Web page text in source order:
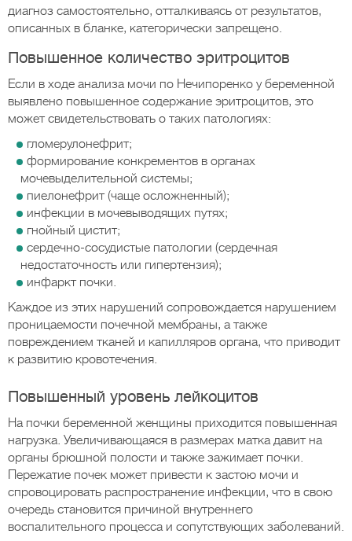
диагноз самостоятельно, отталкиваясь от результатов,
описанных в бланке, категорически запрещено.
Повышенное количество эритроцитов
Если в ходе анализа мочи по Нечипоренко у беременной
выявлено повышенное содержание эритроцитов, это
может свидетельствовать о таких патологиях:
гломерулонефрит;
формирование конкрементов в органах
мочевыделительной системы;
пиелонефрит (чаще осложненный);
инфекции в мочевыводящих путях;
гнойный цистит;
сердечно-сосудистые патологии (сердечная
недостаточность или гипертензия);
инфаркт почки.
Каждое из этих нарушений сопровождается нарушением
проницаемости почечной мембраны, а также
повреждением тканей и капилляров органа, что приводит
к развитию кровотечения.
Повышенный уровень лейкоцитов
На почки беременной женщины приходится повышенная
нагрузка. Увеличивающаяся в размерах матка давит на
органы брюшной полости и также зажимает почки.
Пережатие почек может привести к застою мочи и
спровоцировать распространение инфекции, что в свою
очередь становится причиной внутреннего
воспалительного процесса и сопутствующих заболеваний.